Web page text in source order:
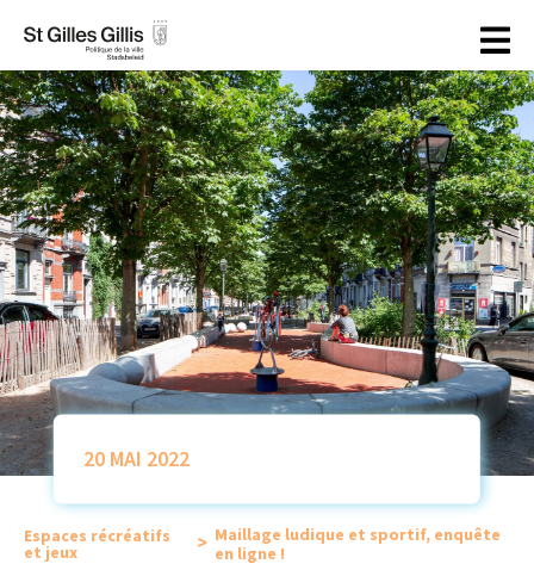
principal
20 MAI 2022
Espaces récréatifs
et jeux > Maillage ludique et sportif, enquête
en ligne !